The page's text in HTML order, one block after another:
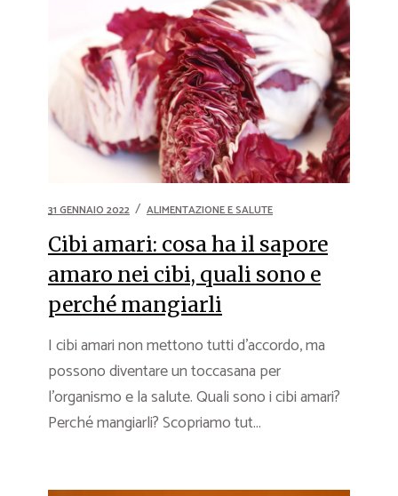
31 GENNAIO 2022 ALIMENTAZIONE E SALUTE
Cibi amari: cosa ha il sapore
amaro nei cibi, quali sono e
perché mangiarli
I cibi amari non mettono tutti d’accordo, ma
possono diventare un toccasana per
l’organismo e la salute. Quali sono i cibi amari?
Perché mangiarli? Scopriamo tut...